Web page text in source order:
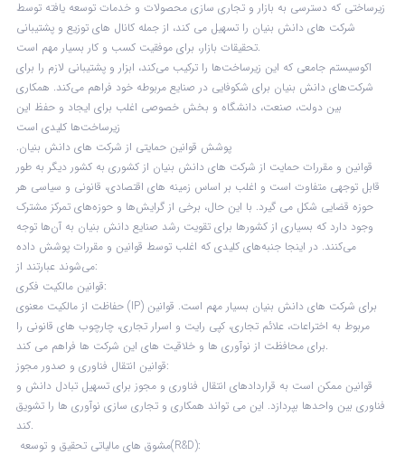
زیرساختی که دسترسی به بازار و تجاری سازی محصولات و خدمات توسعه یافته توسط
شرکت های دانش بنیان را تسهیل می کند، از جمله کانال های توزیع و پشتیبانی
تحقیقات بازار، برای موفقیت کسب و کار بسیار مهم است.
اکوسیستم جامعی که این زیرساخت‌ها را ترکیب می‌کند، ابزار و پشتیبانی لازم را برای
شرکت‌های دانش بنیان برای شکوفایی در صنایع مربوطه خود فراهم می‌کند. همکاری
بین دولت، صنعت، دانشگاه و بخش خصوصی اغلب برای ایجاد و حفظ این
زیرساخت‌ها کلیدی است
.پوشش قوانین حمایتی از شرکت های دانش بنیان
قوانین و مقررات حمایت از شرکت های دانش بنیان از کشوری به کشور دیگر به طور
قابل توجهی متفاوت است و اغلب بر اساس زمینه های اقتصادی، قانونی و سیاسی هر
حوزه قضایی شکل می گیرد. با این حال، برخی از گرایش‌ها و حوزه‌های تمرکز مشترک
وجود دارد که بسیاری از کشورها برای تقویت رشد صنایع دانش بنیان به آن‌ها توجه
می‌کنند. در اینجا جنبه‌های کلیدی که اغلب توسط قوانین و مقررات پوشش داده
می‌شوند عبارتند از:
قوانین مالکیت فکری:
حفاظت از مالکیت معنوی (IP) برای شرکت های دانش بنیان بسیار مهم است. قوانین
مربوط به اختراعات، علائم تجاری، کپی رایت و اسرار تجاری، چارچوب های قانونی را
برای محافظت از نوآوری ها و خلاقیت های این شرکت ها فراهم می کند.
قوانین انتقال فناوری و صدور مجوز:
قوانین ممکن است به قراردادهای انتقال فناوری و مجوز برای تسهیل تبادل دانش و
فناوری بین واحدها بپردازد. این می تواند همکاری و تجاری سازی نوآوری ها را تشویق
کند.
مشوق های مالیاتی تحقیق و توسعه(R&D):